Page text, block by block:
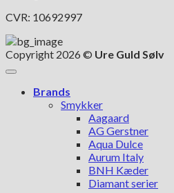
CVR: 10692997
Copyright 2026 © Ure Guld Sølv
Brands
Smykker
Aagaard
AG Gerstner
Aqua Dulce
Aurum Italy
BNH Kæder
Diamant serier